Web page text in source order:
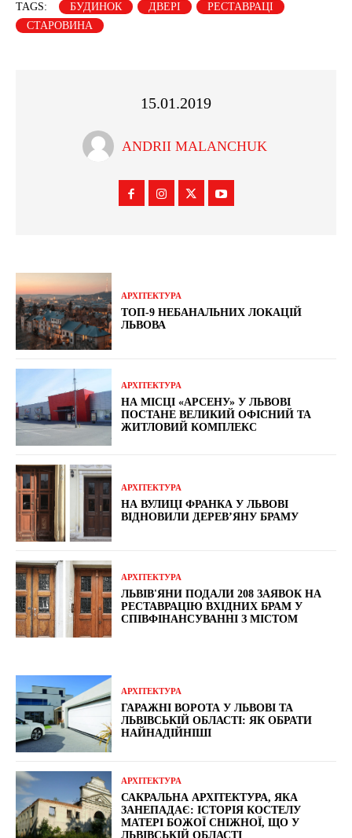
TAGS: БУДИНОК ДВЕРІ
РЕСТАВРАЦІ
СТАРОВИНА
15.01.2019
ANDRII MALANCHUK
АРХІТЕКТУРА
ТОП-9 НЕБАНАЛЬНИХ ЛОКАЦІЙ
ЛЬВОВА
АРХІТЕКТУРА
НА МІСЦІ «АРСЕНУ» У ЛЬВОВІ
ПОСТАНЕ ВЕЛИКИЙ ОФІСНИЙ ТА
ЖИТЛОВИЙ КОМПЛЕКС
АРХІТЕКТУРА
НА ВУЛИЦІ ФРАНКА У ЛЬВОВІ
ВІДНОВИЛИ ДЕРЕВ’ЯНУ БРАМУ
АРХІТЕКТУРА
ЛЬВІВ'ЯНИ ПОДАЛИ 208 ЗАЯВОК НА
РЕСТАВРАЦІЮ ВХІДНИХ БРАМ У
СПІВФІНАНСУВАННІ З МІСТОМ
АРХІТЕКТУРА
ГАРАЖНІ ВОРОТА У ЛЬВОВІ ТА
ЛЬВІВСЬКІЙ ОБЛАСТІ: ЯК ОБРАТИ
НАЙНАДІЙНІШІ
АРХІТЕКТУРА
САКРАЛЬНА АРХІТЕКТУРА, ЯКА
ЗАНЕПАДАЄ: ІСТОРІЯ КОСТЕЛУ
МАТЕРІ БОЖОЇ СНІЖНОЇ, ЩО У
ЛЬВІВСЬКІЙ ОБЛАСТІ